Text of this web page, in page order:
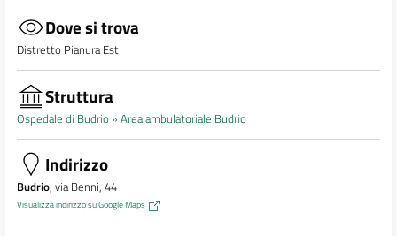
Dove si trova
Distretto Pianura Est
Struttura
Ospedale di Budrio »Area ambulatoriale Budrio
Indirizzo
Budrio, via Benni, 44
Visualizza indirizzo su Google Maps